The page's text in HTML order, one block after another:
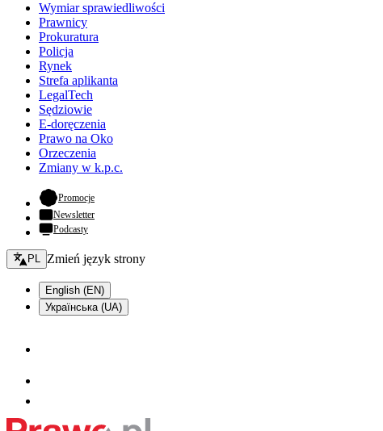
Wymiar sprawiedliwości
Prawnicy
Prokuratura
Policja
Rynek
Strefa aplikanta
LegalTech
Sędziowie
E-doręczenia
Prawo na Oko
Orzeczenia
Zmiany w k.p.c.
Promocje- otwiera się w nowej karcie
Newsletter
Podcasty
Zmień język - bieżący:
PL Zmień język strony
English (EN)
Українська (UA)